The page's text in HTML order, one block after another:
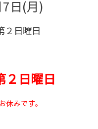
日(月)
日曜日
２日曜日
休みです。